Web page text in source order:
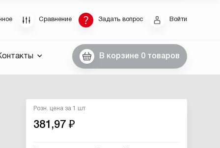
Сравнение Задать вопрос Войти
В корзине 0 товаров
Розн. цена за 1 шт
381,97 ₽
пароля
пароль, введите E-Mail. Контрольная строка
а также ваши регистрационные данные,
вам по E-Mail.
для восстановления